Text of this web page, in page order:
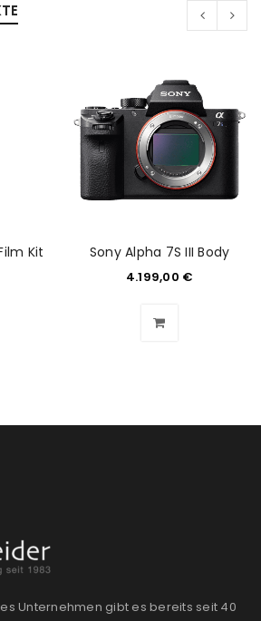
geschützt durch
Kit Sony Alpha 7S III Body
4.199,00 €
Unternehmen gibt es bereits seit 40